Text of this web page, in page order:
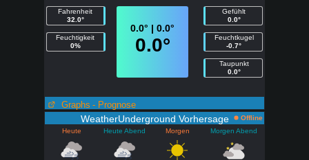
Fahrenheit
32.0°
Feuchtigkeit
0%
0.0° | 0.0°
0.0°
Gefühlt
0.0°
Feuchtkugel
-0.7°
Taupunkt
0.0°
Graphs - Prognose
WeatherUnderground Vorhersage
Offline
Heute
Heute Abend Morgen Morgen Abend